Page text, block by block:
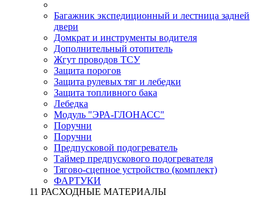
Багажник экспедиционный и лестница задней
двери
Домкрат и инструменты водителя
Дополнительный отопитель
Жгут проводов ТСУ
Защита порогов
Защита рулевых тяг и лебедки
Защита топливного бака
Лебедка
Модуль "ЭРА-ГЛОНАСС"
Поручни
Поручни
Предпусковой подогреватель
Таймер предпускового подогревателя
Тягово-сцепное устройство (комплект)
ФАРТУКИ
11 РАСХОДНЫЕ МАТЕРИАЛЫ